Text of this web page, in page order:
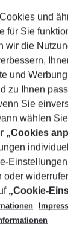
Keine
Filter
ändern
und
für Sie
wir die
und
zu Ihnen
Sie
wählen Sie
„Cookies
oder
„Cookie-